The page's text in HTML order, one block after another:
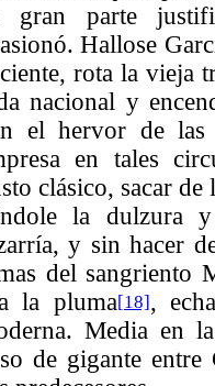
gran parte
Hallose
rota la vieja
nacional y
el hervor de las
en tales
clásico, sacar
la dulzura
y sin hacer
del sangriento
la pluma[18] ,
Media en
de gigante